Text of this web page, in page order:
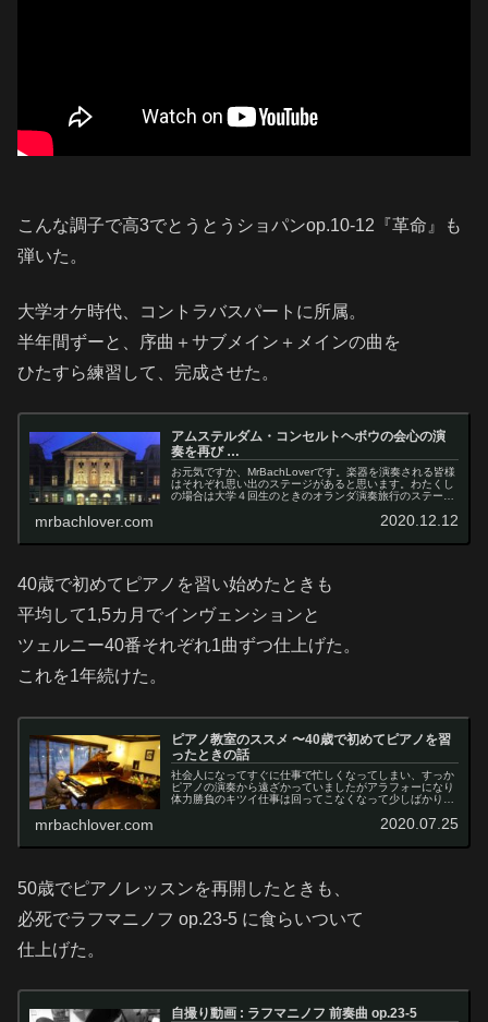
こんな調子で高3でとうとうショパンop.10-12『革命』も
弾いた。
大学オケ時代、コントラバスパートに所属。
半年間ずーと、序曲＋サブメイン＋メインの曲を
ひたすら練習して、完成させた。
アムステルダム・コンセルトヘボウの会心の演
奏を再び …
お元気ですか、MrBachLoverです。楽器を演奏される皆様
はそれぞれ思い出のステージがあると思います。わたくし
の場合は大学４回生のときのオランダ演奏旅行のステージ
mrbachlover.com 2020.12.12
40歳で初めてピアノを習い始めたときも
平均して1,5カ月でインヴェンションと
ツェルニー40番それぞれ1曲ずつ仕上げた。
これを1年続けた。
ピアノ教室のススメ 〜40歳で初めてピアノを習
ったときの話
社会人になってすぐに仕事で忙しくなってしまい、すっか
ピアノの演奏から遠ざかっていましたがアラフォーになり
体力勝負のキツイ仕事は回ってこなくなって少しばかり時
mrbachlover.com 2020.07.25
50歳でピアノレッスンを再開したときも、
必死でラフマニノフ op.23-5 に食らいついて
仕上げた。
自撮り動画 : ラフマニノフ 前奏曲 op.23-5